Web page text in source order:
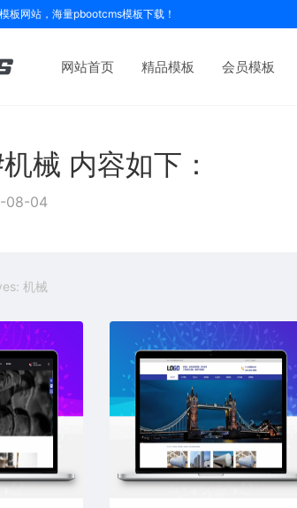
板网站，海量pbootcms模板下载！
网站首页 精品模板 会员模板
械 内容如下：
08-04
机械